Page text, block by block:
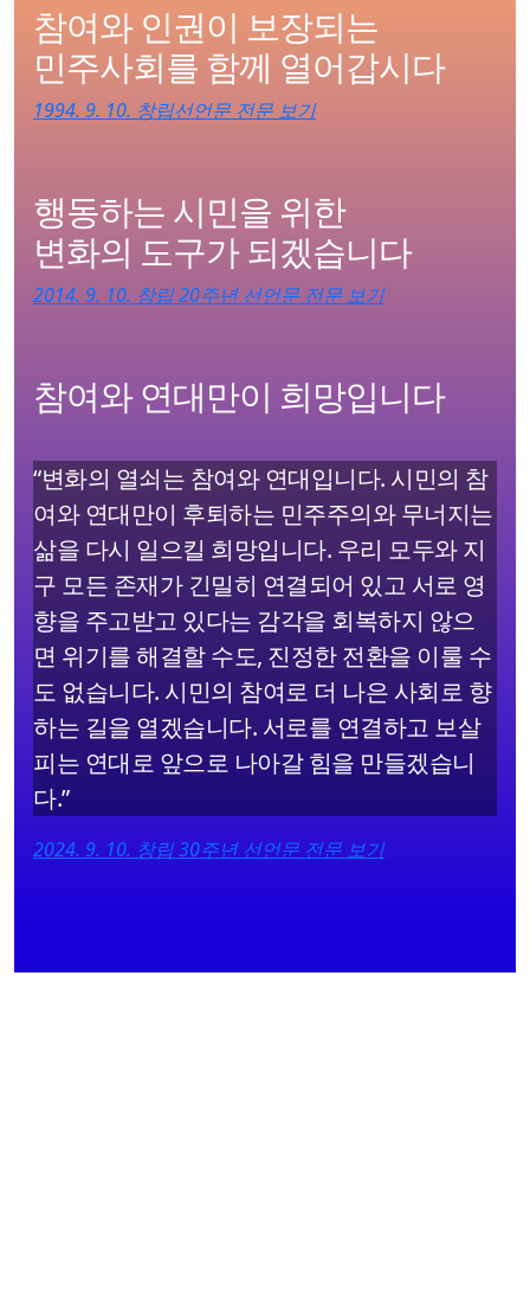
참여와 인권이 보장되는
민주사회를 함께 열어갑시다
1994. 9. 10. 창립선언문 전문 보기
행동하는 시민을 위한
변화의 도구가 되겠습니다
2014. 9. 10. 창립 20주년 선언문 전문 보기
참여와 연대만이 희망입니다
“변화의 열쇠는 참여와 연대입니다. 시민의 참
여와 연대만이 후퇴하는 민주주의와 무너지는
삶을 다시 일으킬 희망입니다. 우리 모두와 지
구 모든 존재가 긴밀히 연결되어 있고 서로 영
향을 주고받고 있다는 감각을 회복하지 않으
면 위기를 해결할 수도, 진정한 전환을 이룰 수
도 없습니다. 시민의 참여로 더 나은 사회로 향
하는 길을 열겠습니다. 서로를 연결하고 보살
피는 연대로 앞으로 나아갈 힘을 만들겠습니
다.”
2024. 9. 10. 창립 30주년 선언문 전문 보기